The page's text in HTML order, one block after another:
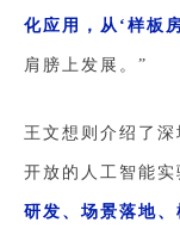
化应用，从‘样板
肩膀上发展。”
王文想则 介绍了深
开放的人工智能实
研发、场景落地